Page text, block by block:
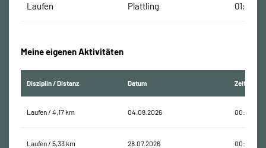
Laufen Plattling
Meine eigenen Aktivitäten
Disziplin / Distanz Datum Zeit
Laufen / 4,17 km 04.08.2026 00:39:13
Laufen / 5,33 km 28.07.2026 00:45:00